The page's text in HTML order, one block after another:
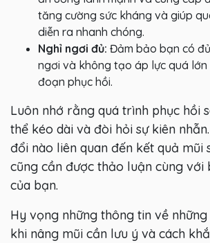
tăng cường sức kháng và giúp
diễn ra nhanh chóng.
Nghỉ ngơi đủ: Đảm bảo bạn có
ngơi và không tạo áp lực quá lớn
đoạn phục hồi.
Luôn nhớ rằng quá trình phục hồi
thể kéo dài và đòi hỏi sự kiên
đổi nào liên quan đến kết quả mũi
cũng cần được thảo luận cùng với
của bạn.
Hy vọng những thông tin về
khi nâng mũi cần lưu ý và cách